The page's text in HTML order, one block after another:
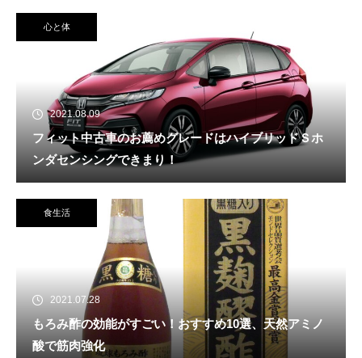
心と体
2021.08.09
フィット中古車のお薦めグレードはハイブリッドＳホ
ンダセンシングできまり！
食生活
2021.07.28
もろみ酢の効能がすごい！おすすめ10選、天然アミノ
酸で筋肉強化